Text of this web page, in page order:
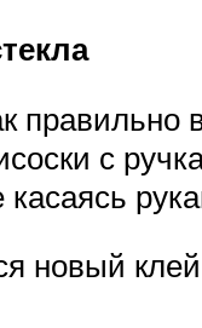
правильно
с
касаясь
новый